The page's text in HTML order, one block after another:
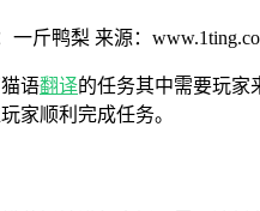
一斤鸭梨 来源：
语翻译的任务其中需要玩家
家顺利完成任务。